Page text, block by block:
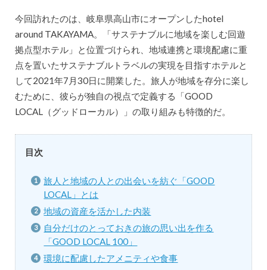
今回訪れたのは、岐阜県高山市にオープンしたhotel
around TAKAYAMA。「サステナブルに地域を楽しむ回遊
拠点型ホテル」と位置づけられ、地域連携と環境配慮に重
点を置いたサステナブルトラベルの実現を目指すホテルと
して2021年7月30日に開業した。旅人が地域を存分に楽し
むために、彼らが独自の視点で定義する「GOOD
LOCAL（グッドローカル）」の取り組みも特徴的だ。
目次
旅人と地域の人との出会いを紡ぐ「GOOD
LOCAL」とは
地域の資産を活かした内装
自分だけのとっておきの旅の思い出を作る
「GOOD LOCAL 100」
環境に配慮したアメニティや食事